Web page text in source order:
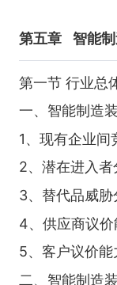
第五章 智能
第一节 行业总
一、智能制造
1、现有企业间
2、潜在进入者
3、替代品威胁
4、供应商议价
5、客户议价能
二、智能制造